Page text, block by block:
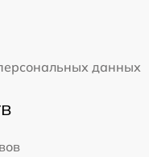
данных